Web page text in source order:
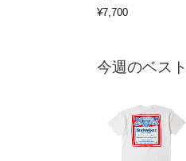
¥7,700
今週のベス